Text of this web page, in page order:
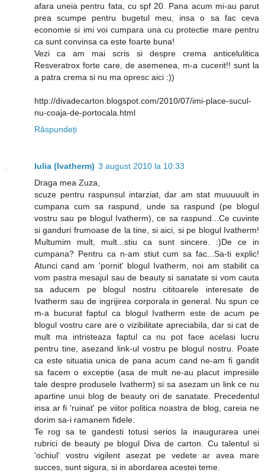
afara uneia pentru fata, cu spf 20. Pana acum mi-au parut
prea scumpe pentru bugetul meu, insa o sa fac ceva
economie si imi voi cumpara una cu protectie mare pentru
ca sunt convinsa ca este foarte buna!
Vezi ca am mai scris si despre crema anticelulitica
Resveratrox forte care, de asemenea, m-a cucerit!! sunt la
a patra crema si nu ma opresc aici :))
http://divadecarton.blogspot.com/2010/07/imi-place-sucul-
nu-coaja-de-portocala.html
Răspundeți
Iulia (Ivatherm) 3 august 2010 la 10:33
Draga mea Zuza,
scuze pentru raspunsul intarziat, dar am stat muuuuult in
cumpana cum sa raspund, unde sa raspund (pe blogul
vostru sau pe blogul Ivatherm), ce sa raspund...Ce cuvinte
si ganduri frumoase de la tine, si aici, si pe blogul Ivatherm!
Multumim mult, mult...stiu ca sunt sincere. :)De ce in
cumpana? Pentru ca n-am stiut cum sa fac...Sa-ti explic!
Atunci cand am 'pornit' blogul Ivatherm, noi am stabilit ca
vom pastra mesajul sau de beauty si sanatate si vom cauta
sa aducem pe blogul nostru cititoarele interesate de
Ivatherm sau de ingrijirea corporala in general. Nu spun ce
m-a bucurat faptul ca blogul Ivatherm este de acum pe
blogul vostru care are o vizibilitate apreciabila, dar si cat de
mult ma intristeaza faptul ca nu pot face acelasi lucru
pentru tine, asezand link-ul vostru pe blogul nostru. Poate
ca este situatia unica de pana acum cand ne-am fi gandit
sa facem o exceptie (asa de mult ne-au placut impresiile
tale despre produsele Ivatherm) si sa asezam un link ce nu
apartine unui blog de beauty ori de sanatate. Precedentul
insa ar fi 'ruinat' pe viitor politica noastra de blog, careia ne
dorim sa-i ramanem fidele.
Te rog sa te gandesti totusi serios la inaugurarea unei
rubrici de beauty pe blogul Diva de carton. Cu talentul si
'ochiul' vostru vigilent asezat pe vedete ar avea mare
succes, sunt sigura, si in abordarea acestei teme.